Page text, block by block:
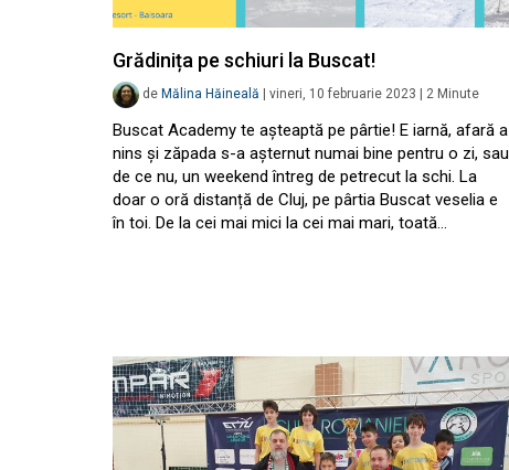
Grădinița pe schiuri la Buscat!
de Mălina Hăineală vineri, 10 februarie 2023 2 Minute
Buscat Academy te așteaptă pe pârtie! E iarnă, afară a
nins și zăpada s-a așternut numai bine pentru o zi, sau
de ce nu, un weekend întreg de petrecut la schi. La
doar o oră distanță de Cluj, pe pârtia Buscat veselia e
în toi. De la cei mai mici la cei mai mari, toată…